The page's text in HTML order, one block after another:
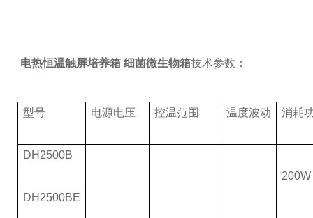
电热恒温触屏培养箱 细菌微生物箱技术参数：
型号 电源电压 控温范围 温度波动 消耗
DH2500B
200W
DH2500BE